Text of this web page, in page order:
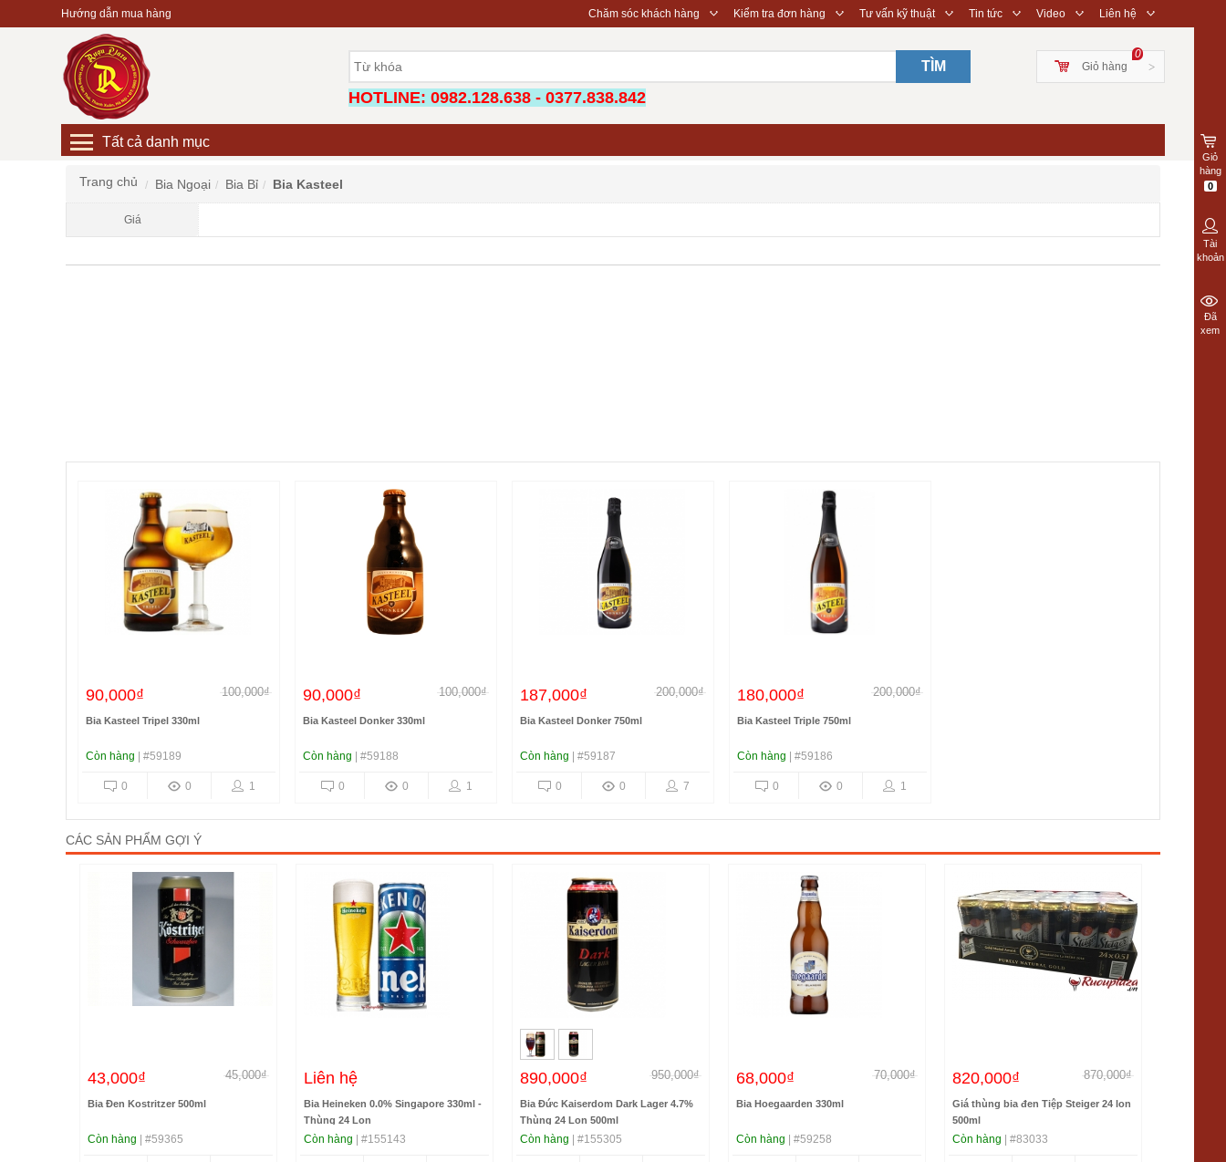
Hướng dẫn mua hàng ◇
Chăm sóc khách hàng ◇
Kiểm tra đơn hàng ◇
Tư vấn kỹ thuật ◇
Tin tức ◇
Video ◇
Liên hệ
TÌM >
0
Giỏ hàng
HOTLINE: 0982.128.638 - 0377.838.842
Tất cả danh mục
Trang chủ Bia Ngoại Bia Bỉ Bia Kasteel
Giá
90,000₫ 100,000₫
Bia Kasteel Tripel 330ml
Còn hàng | #59189
1
0
0
90,000₫ 100,000₫
Bia Kasteel Donker 330ml
Còn hàng | #59188
1
0
0
187,000₫ 200,000₫
Bia Kasteel Donker 750ml
Còn hàng | #59187
7
0
0
180,000₫ 200,000₫
Bia Kasteel Triple 750ml
Còn hàng | #59186
1
0
0
CÁC SẢN PHẨM GỢI Ý
43,000₫ 45,000₫
Bia Đen Kostritzer 500ml
Còn hàng | #59365
Liên hệ
Bia Heineken 0.0% Singapore 330ml -
Thùng 24 Lon
Còn hàng | #155143
890,000₫ 950,000₫
Bia Đức Kaiserdom Dark Lager 4.7%
Thùng 24 Lon 500ml
Còn hàng | #155305
68,000₫ 70,000₫
Bia Hoegaarden 330ml
Còn hàng | #59258
820,000₫ 870,000₫
Giá thùng bia đen Tiệp Steiger 24 lon
500ml
Còn hàng | #83033
Giỏ
hàng
0
Tài
khoản
Đã
xem